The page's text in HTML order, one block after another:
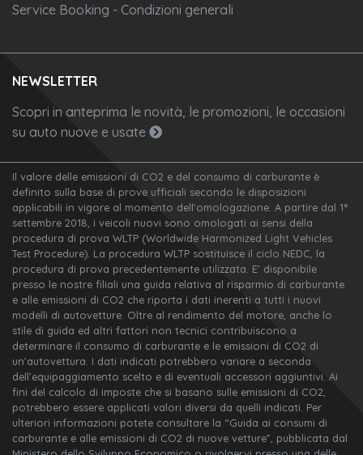
Service Booking - Condizioni generali
NEWSLETTER
Scopri in anteprima le novità, le promozioni, le occasioni
su auto nuove e usate
Il valore delle emissioni di CO2 e del consumo di carburante è
definito sulla base di prove ufficiali secondo le disposizioni
applicabili in vigore al momento dell'omologazione. A partire dal 1°
settembre 2018, i veicoli nuovi sono omologati ai sensi della
procedura di prova WLTP (Worldwide Harmonized Light Vehicles
Test Procedure). La procedura WLTP sostituisce il ciclo NEDC, la
procedura di prova precedentemente utilizzata. E’ disponibile
presso le nostre filiali una guida relativa al risparmio di carburante
e alle emissioni di CO2 che riporta i dati inerenti a tutti i nuovi
modelli di autovetture. Oltre al rendimento del motore, anche lo
stile di guida ed altri fattori non tecnici contribuiscono a
determinare il consumo di carburante e le emissioni di CO2 di
un’autovettura. I dati indicati potrebbero variare a seconda
dell’equipaggiamento scelto e di eventuali accessori aggiuntivi. Ai
fini del calcolo di imposte che si basano sulle emissioni di CO2,
potrebbero essere applicati valori diversi da quelli indicati. Per
ulteriori informazioni potete consultare la “Guida ai consumi di
carburante e alle emissioni di CO2 di nuove vetture”, pubblicata dal